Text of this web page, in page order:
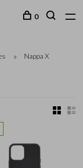
0
Nappa X